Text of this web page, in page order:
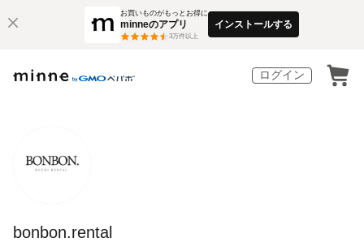
お買いものがもっとお得に
minneのアプリ
3万件以上
インストールする
ログイン
bonbon.rental